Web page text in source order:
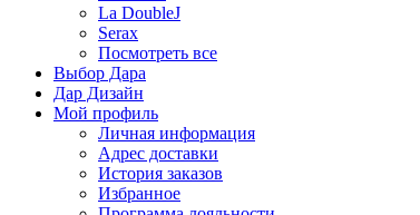
La DoubleJ
Serax
Посмотреть все
Выбор Дара
Дар Дизайн
Мой профиль
Личная информация
Адрес доставки
История заказов
Избранное